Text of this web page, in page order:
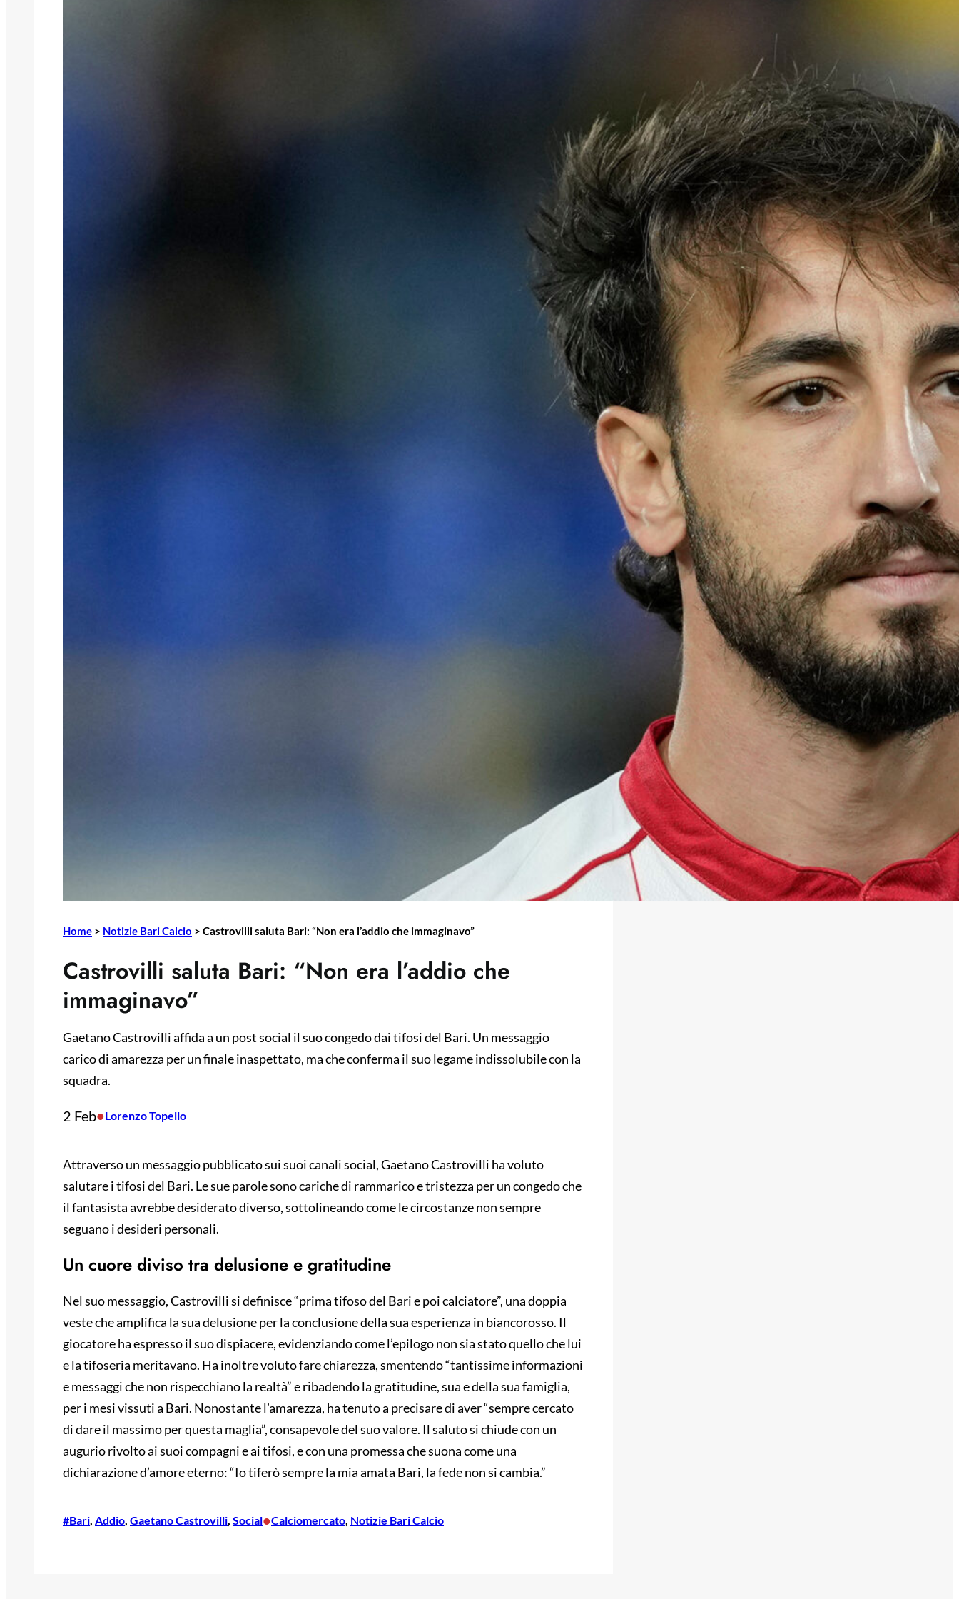
Home > Notizie Bari Calcio > Castrovilli saluta Bari: “Non era l’addio che immaginavo”
Castrovilli saluta Bari: “Non era l’addio che
immaginavo”
Gaetano Castrovilli affida a un post social il suo congedo dai tifosi del Bari. Un messaggio
carico di amarezza per un finale inaspettato, ma che conferma il suo legame indissolubile con la
squadra.
2 Feb•Lorenzo Topello
Attraverso un messaggio pubblicato sui suoi canali social, Gaetano Castrovilli ha voluto
salutare i tifosi del Bari. Le sue parole sono cariche di rammarico e tristezza per un congedo che
il fantasista avrebbe desiderato diverso, sottolineando come le circostanze non sempre
seguano i desideri personali.
Un cuore diviso tra delusione e gratitudine
Nel suo messaggio, Castrovilli si definisce “prima tifoso del Bari e poi calciatore”, una doppia
veste che amplifica la sua delusione per la conclusione della sua esperienza in biancorosso. Il
giocatore ha espresso il suo dispiacere, evidenziando come l’epilogo non sia stato quello che lui
e la tifoseria meritavano. Ha inoltre voluto fare chiarezza, smentendo “tantissime informazioni
e messaggi che non rispecchiano la realtà” e ribadendo la gratitudine, sua e della sua famiglia,
per i mesi vissuti a Bari. Nonostante l’amarezza, ha tenuto a precisare di aver “sempre cercato
di dare il massimo per questa maglia”, consapevole del suo valore. Il saluto si chiude con un
augurio rivolto ai suoi compagni e ai tifosi, e con una promessa che suona come una
dichiarazione d’amore eterno: “Io tiferò sempre la mia amata Bari, la fede non si cambia.”
#Bari, Addio, Gaetano Castrovilli, Social•Calciomercato, Notizie Bari Calcio
28 Maggio 2026
Futuro Bari, Leccese a De Laurentiis:
“Serve un piano industriale serio,
non siamo una seconda squadra”
27 Maggio 2026